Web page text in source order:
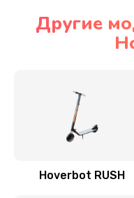
Другие
Hoverbot RUSH